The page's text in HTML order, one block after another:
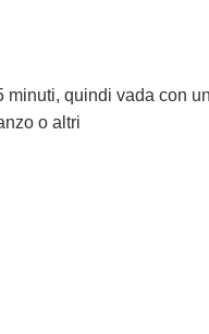
minuti, quindi vada con
o altri